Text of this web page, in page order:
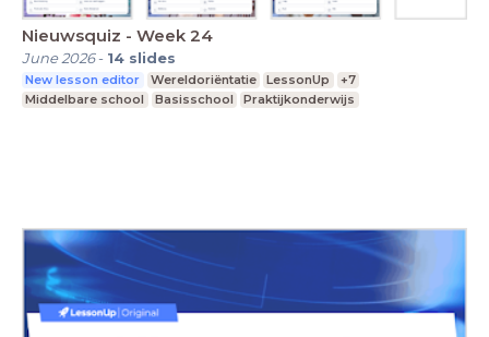
Nieuwsquiz - Week 24
June 2026- 14 slides
New lesson editor Wereldoriëntatie LessonUp
+7
Middelbare school
Basisschool Praktijkonderwijs